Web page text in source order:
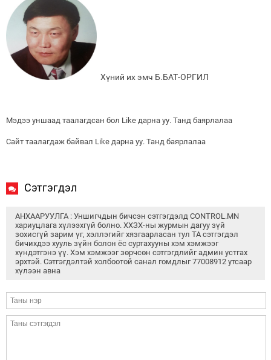
Хүний их эмч Б.БАТ-ОРГИЛ
Мэдээ уншаад таалагдсан бол Like дарна уу. Танд баярлалаа
Сайт таалагдаж байвал Like дарна уу. Танд баярлалаа
Сэтгэгдэл
АНХААРУУЛГА : Уншигчдын бичсэн сэтгэгдэлд CONTROL.MN
хариуцлага хүлээхгүй болно. ХХЗХ-ны журмын дагуу зүй
зохисгүй зарим үг, хэллэгийг хязгаарласан тул ТА сэтгэгдэл
бичихдээ хууль зүйн болон ёс суртахууны хэм хэмжээг
хүндэтгэнэ үү. Хэм хэмжээг зөрчсөн сэтгэгдлийг админ устгах
эрхтэй. Сэтгэгдэлтэй холбоотой санал гомдлыг 77008912 утсаар
хүлээн авна